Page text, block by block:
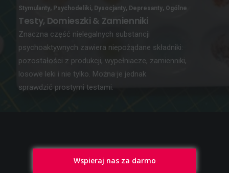
psychoaktywnych zawiera niepożądane składniki:
pozostałości z produkcji, wypełniacze, zamienniki,
losowe leki i nie tylko. Można je jednak
sprawdzić prostymi testami.
Wspieraj nas za darmo